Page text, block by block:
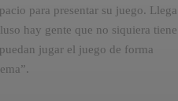
para presentar su juego. Llega
hay gente que no siquiera tiene
jugar el juego de forma